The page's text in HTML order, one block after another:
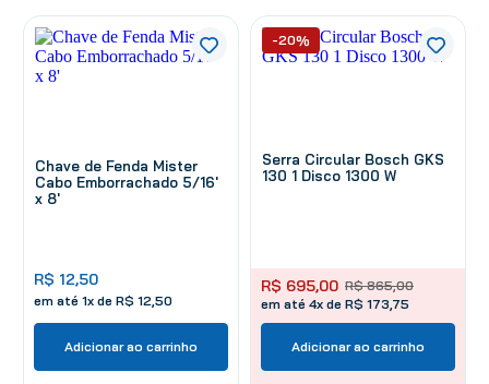
Chave de Fenda Mister
Cabo Emborrachado 5/16'
x 8'
R$ 12,50
em até 1x de R$ 12,50
Adicionar ao carrinho
Serra Circular Bosch GKS
130 1 Disco 1300 W
R$ 865,00
R$ 695,00
em até 4x de R$ 173,75
-20%
Adicionar ao carrinho